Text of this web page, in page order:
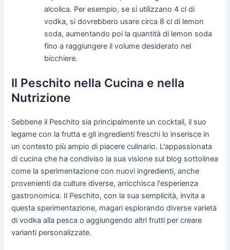
alcolica. Per esempio, se si utilizzano 4 cl di
vodka, si dovrebbero usare circa 8 cl di lemon
soda, aumentando poi la quantità di lemon soda
fino a raggiungere il volume desiderato nel
bicchiere.
Il Peschito nella Cucina e nella
Nutrizione
Sebbene il Peschito sia principalmente un cocktail, il suo
legame con la frutta e gli ingredienti freschi lo inserisce in
un contesto più ampio di piacere culinario. L'appassionata
di cucina che ha condiviso la sua visione sul blog sottolinea
come la sperimentazione con nuovi ingredienti, anche
provenienti da culture diverse, arricchisca l'esperienza
gastronomica. Il Peschito, con la sua semplicità, invita a
questa sperimentazione, magari esplorando diverse varietà
di vodka alla pesca o aggiungendo altri frutti per creare
varianti personalizzate.